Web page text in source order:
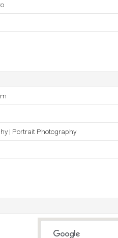
| Portrait Photography